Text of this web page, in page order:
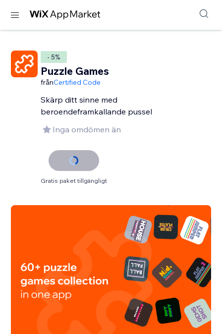
- 5%
Puzzle Games
frånCertified Code
Skärp ditt sinne med
beroendeframkallande pussel
Inga omdömen än
Gratis paket tillgängligt